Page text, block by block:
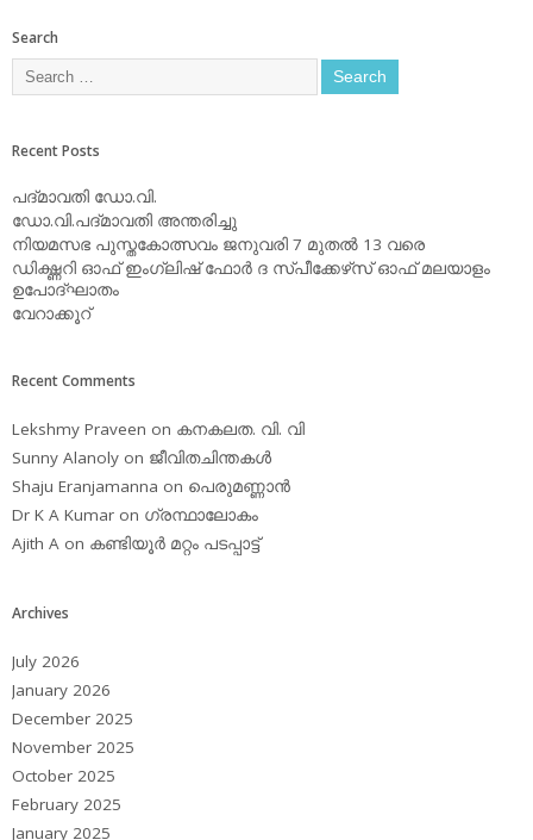
Search
Recent Posts
പദ്മാവതി ഡോ.വി.
ഡോ.വി.പദ്മാവതി അന്തരിച്ചു
നിയമസഭ പുസ്തകോത്സവം ജനുവരി 7 മുതല്‍ 13 വരെ
ഡിക്ഷ്ണറി ഓഫ് ഇംഗ്ലിഷ് ഫോര്‍ ദ സ്പീക്കേഴ്‌സ് ഓഫ് മലയാളം
ഉപോദ്ഘാതം
വേറാക്കൂറ്
Recent Comments
Lekshmy Praveen on കനകലത. വി. വി
Sunny Alanoly on ജീവിതചിന്തകള്‍
Shaju Eranjamanna on പെരുമണ്ണാന്‍
Dr K A Kumar on ഗ്രന്ഥാലോകം
Ajith A on കണ്ടിയൂര്‍ മറ്റം പടപ്പാട്ട്‌
Archives
July 2026
January 2026
December 2025
November 2025
October 2025
February 2025
January 2025